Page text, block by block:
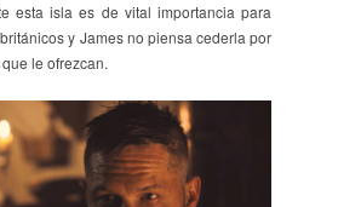
esta isla es de vital importancia para
y James no piensa cederla por
le ofrezcan.